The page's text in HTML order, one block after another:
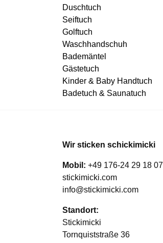
Duschtuch
Seiftuch
Golftuch
Waschhandschuh
Bademäntel
Gästetuch
Kinder & Baby Handtuch
Badetuch & Saunatuch
Wir sticken schickimicki
Mobil: +49 176-24 29 18 07
stickimicki.com
info@stickimicki.com
Standort:
Stickimicki
Tornquiststraße 36